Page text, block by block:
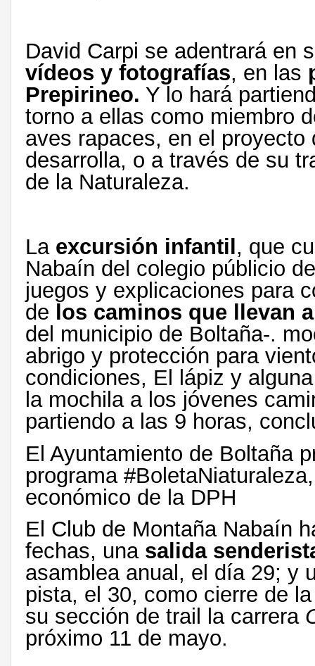
David Carpi se adentrará en
vídeos y fotografías, en las
Prepirineo. Y lo hará
torno a ellas como miembro
aves rapaces, en el
desarrolla, o a través de su
de la Naturaleza.
La excursión infantil , que
Nabaín del colegio públicio
juegos y explicaciones para
de los caminos que llevan
del municipio de Boltaña-.
abrigo y protección para
condiciones, El lápiz y
la mochila a los jóvenes
partiendo a las 9 horas,
El Ayuntamiento de Boltaña
programa
económico de la DPH
El Club de Montaña Nabaín
fechas, una salida
asamblea anual, el día 29; y
pista, el 30, como cierre de
su sección de trail la carrera
próximo 11 de mayo.